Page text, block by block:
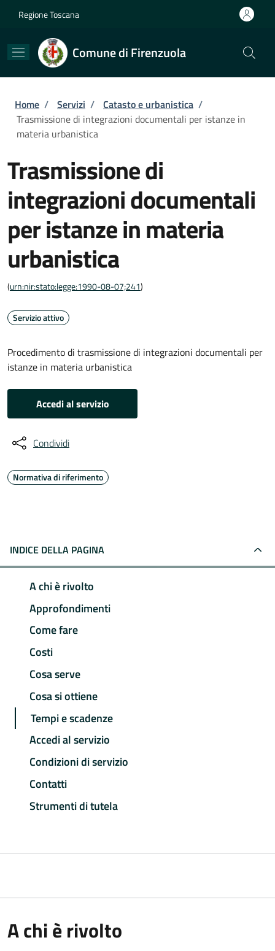
Regione Toscana
Comune di Firenzuola
Briciole di pane
Home / Servizi / Catasto e urbanistica /
Trasmissione di integrazioni documentali per istanze in
materia urbanistica
Trasmissione di
integrazioni documentali
per istanze in materia
urbanistica
(urn:nir:stato:legge:1990-08-07;241)
Servizio attivo
Procedimento di trasmissione di integrazioni documentali per
istanze in materia urbanistica
Accedi al servizio
Condividi
Normativa di riferimento
INDICE DELLA PAGINA
A chi è rivolto
Approfondimenti
Come fare
Costi
Cosa serve
Cosa si ottiene
Tempi e scadenze
Accedi al servizio
Condizioni di servizio
Contatti
Strumenti di tutela
A chi è rivolto